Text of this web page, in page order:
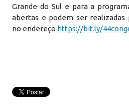
Grande do Sul e para a
abertas e podem ser realizadas
no endereço https://bit.ly/